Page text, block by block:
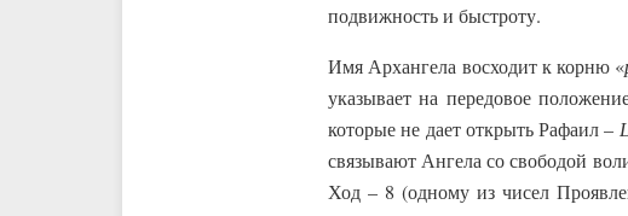
подвижность и быстроту.
Имя Архангела восходит к корню «
указывает на передовое
которые не дает открыть Рафаил –
связывают Ангела со свободой
Ход – 8 (одному из чисел